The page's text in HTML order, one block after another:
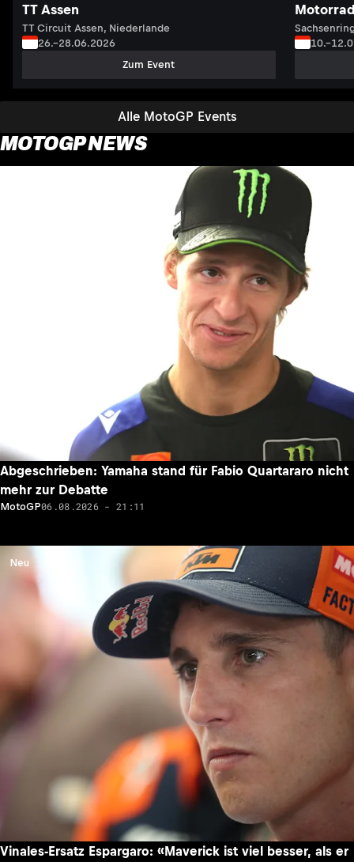
Alle MotoGP Events
TT Assen
TT Circuit Assen, Niederlande
26.–28.06.2026
Zum Event
MOTOGP NEWS
Abgeschrieben: Yamaha stand für Fabio Quartararo nicht
mehr zur Debatte
MotoGP06.08.2026 - 21:11
Neu
Vinales-Ersatz Espargaro: «Maverick ist viel besser, als er